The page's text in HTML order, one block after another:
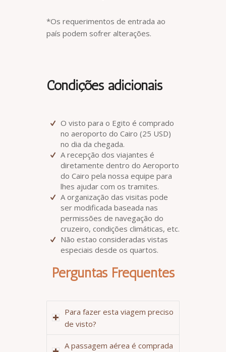
*Os requerimentos de entrada ao
país podem sofrer alterações.
Condições adicionais
O visto para o Egito é comprado
no aeroporto do Cairo (25 USD)
no dia da chegada.
A recepção dos viajantes é
diretamente dentro do Aeroporto
do Cairo pela nossa equipe para
lhes ajudar com os tramites.
A organização das visitas pode
ser modificada baseada nas
permissões de navegação do
cruzeiro, condições climáticas, etc.
Não estao consideradas vistas
especiais desde os quartos.
Perguntas Frequentes
Para fazer esta viagem preciso
de visto?
A passagem aérea é comprada